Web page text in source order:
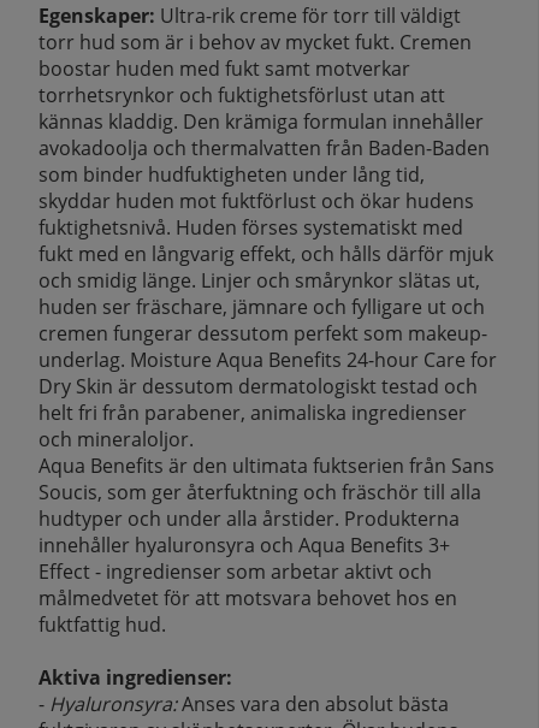
Egenskaper: Ultra-rik creme för torr till väldigt
torr hud som är i behov av mycket fukt. Cremen
boostar huden med fukt samt motverkar
torrhetsrynkor och fuktighetsförlust utan att
kännas kladdig. Den krämiga formulan innehåller
avokadoolja och thermalvatten från Baden-Baden
som binder hudfuktigheten under lång tid,
skyddar huden mot fuktförlust och ökar hudens
fuktighetsnivå. Huden förses systematiskt med
fukt med en långvarig effekt, och hålls därför mjuk
och smidig länge. Linjer och smårynkor slätas ut,
huden ser fräschare, jämnare och fylligare ut och
cremen fungerar dessutom perfekt som makeup-
underlag. Moisture Aqua Benefits 24-hour Care for
Dry Skin är dessutom dermatologiskt testad och
helt fri från parabener, animaliska ingredienser
och mineraloljor.
Aqua Benefits är den ultimata fuktserien från Sans
Soucis, som ger återfuktning och fräschör till alla
hudtyper och under alla årstider. Produkterna
innehåller hyaluronsyra och Aqua Benefits 3+
Effect - ingredienser som arbetar aktivt och
målmedvetet för att motsvara behovet hos en
fuktfattig hud.
Aktiva ingredienser:
- Hyaluronsyra:Anses vara den absolut bästa